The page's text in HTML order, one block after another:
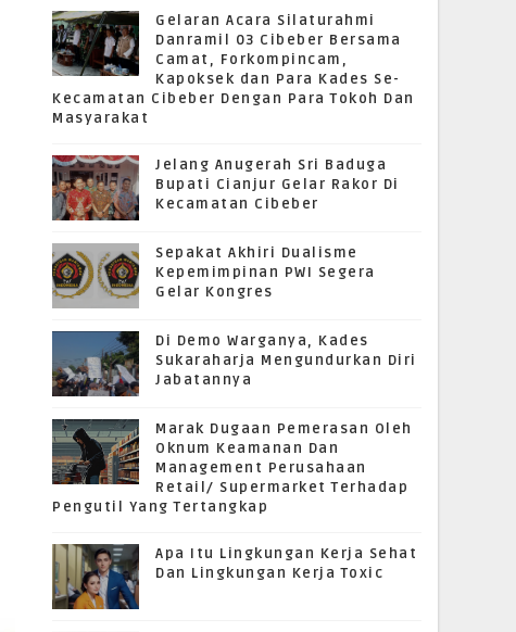
Gelaran Acara Silaturahmi
Danramil 03 Cibeber Bersama
Camat, Forkompincam,
Kapoksek dan Para Kades Se-
Kecamatan Cibeber Dengan Para Tokoh Dan
Masyarakat
Jelang Anugerah Sri Baduga
Bupati Cianjur Gelar Rakor Di
Kecamatan Cibeber
Sepakat Akhiri Dualisme
Kepemimpinan PWI Segera
Gelar Kongres
Di Demo Warganya, Kades
Sukaraharja Mengundurkan Diri
Jabatannya
Marak Dugaan Pemerasan Oleh
Oknum Keamanan Dan
Management Perusahaan
Retail/ Supermarket Terhadap
Pengutil Yang Tertangkap
Apa Itu Lingkungan Kerja Sehat
Dan Lingkungan Kerja Toxic